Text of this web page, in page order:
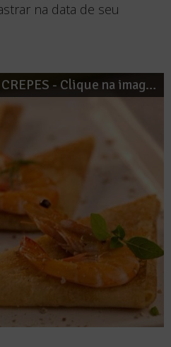
na data de seu
CURSO DE BUFFET DE CREPES - Clique na imagem